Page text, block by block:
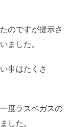
のですが提示さ
ました。
事はたくさ
度ラスベガスの
した。